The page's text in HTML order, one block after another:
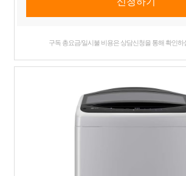
구독 총요금/일시불 비용은 상담신청을 통해 확인하